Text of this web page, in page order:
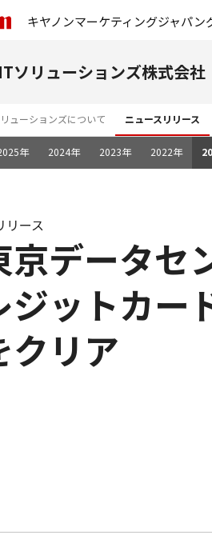
キヤノンマーケティングジャパン
ソリューションズ株式会社
ューションズについて ニュースリリース
年 2024年 2023年 2022年
京データセ
ジットカー
クリア
リース